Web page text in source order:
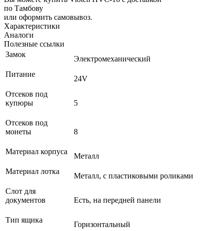
по Тамбову
или оформить самовывоз.
Характеристики
Аналоги
Полезные ссылки
Замок
Электромеханический
Питание
24V
Отсеков под
купюры
5
Отсеков под
монеты
8
Материал корпуса
Металл
Материал лотка
Металл, с пластиковыми роликами
Слот для
документов
Есть, на передней панели
Тип ящика
Горизонтальный